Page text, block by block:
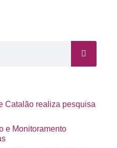
Catalão realiza pesquisa
e Monitoramento